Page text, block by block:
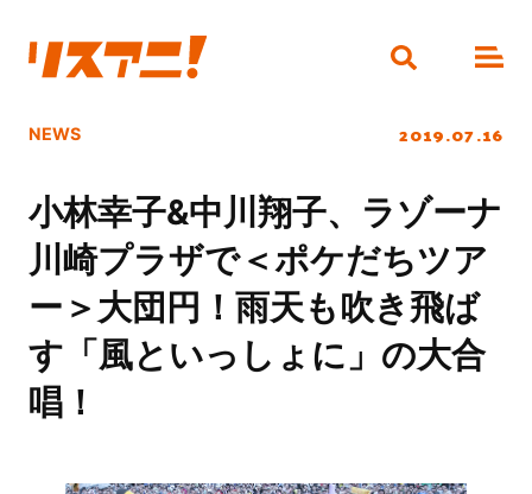
NEWS 2019.07.16
小林幸子&中川翔子、ラゾーナ
川崎プラザで＜ポケだちツア
ー＞大団円！雨天も吹き飛ば
す「風といっしょに」の大合
唱！